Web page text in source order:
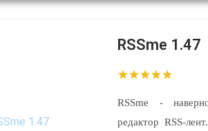
RSSme 1.47
RSSme -
редактор RSS-